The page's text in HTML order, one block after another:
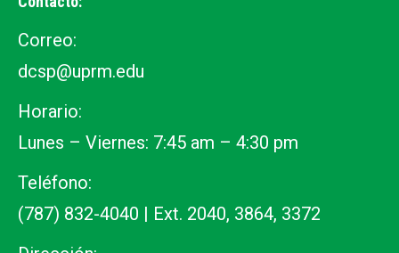
Correo:
dcsp@uprm.edu
Horario:
Lunes – Viernes: 7:45 am – 4:30 pm
Teléfono:
(787) 832-4040 | Ext. 2040, 3864, 3372